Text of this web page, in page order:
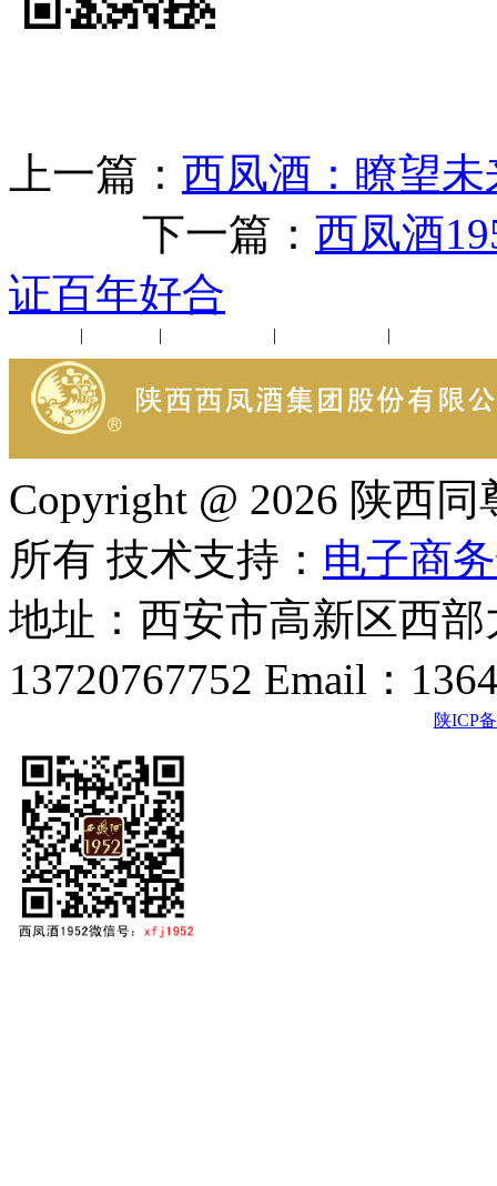
上一篇： 西凤酒：瞭望
下一篇： 西凤酒
证百年好合
| | | |
Copyright @ 2026 陕西
所有 技术支持： 电子商
地址：西安市高新区西
13720767752 Email：
陕ICP